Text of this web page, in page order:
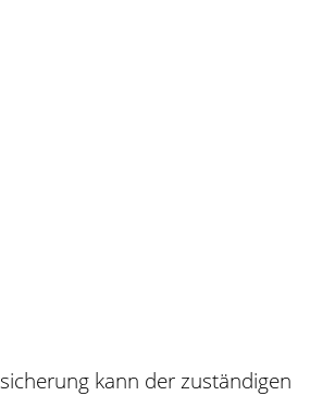
kann der zuständigen